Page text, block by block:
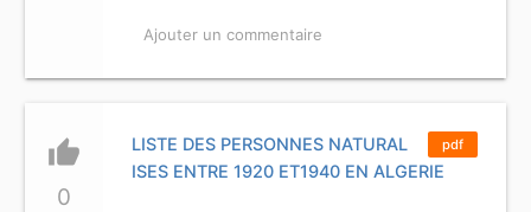
Ajouter un commentaire
thumb_up
0
pdf
LISTE DES PERSONNES NATURAL
ISES ENTRE 1920 ET1940 EN ALGERIE